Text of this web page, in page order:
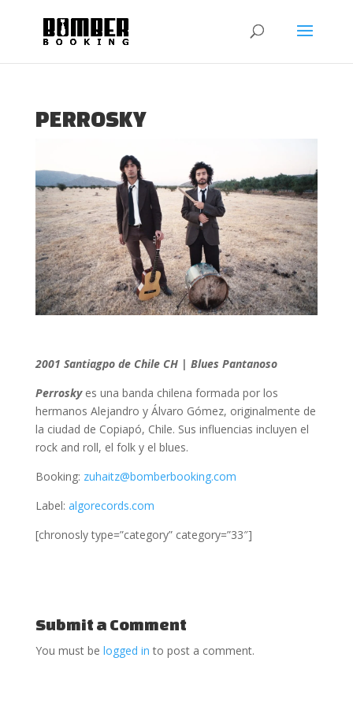
PERROSKY
2001 Santiagpo de Chile CH | Blues Pantanoso
Perroskyes una banda chilena formada por los
hermanos Alejandro y Álvaro Gómez, originalmente de
la ciudad de Copiapó, Chile. Sus influencias incluyen el
rock and roll, el folk y el blues.
Booking: zuhaitz@bomberbooking.com
Label: algorecords.com
[chronosly type=”category” category=”33″]
Submit a Comment
You must be logged in to post a comment.